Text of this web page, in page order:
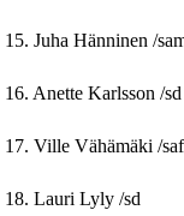
15. Juha Hänninen /
16. Anette Karlsson /sd
17. Ville Vähämäki /saf
18. Lauri Lyly /sd